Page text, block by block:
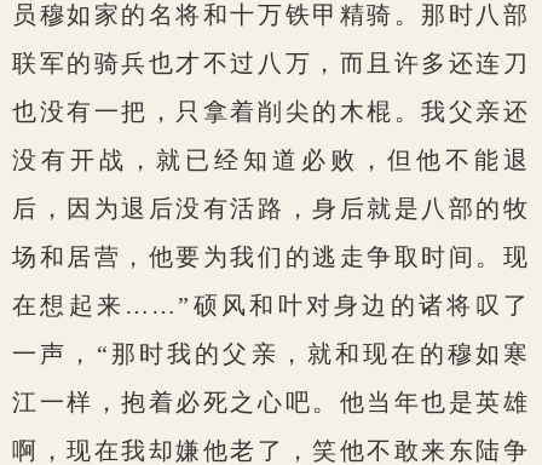
员穆如家的名将和十万铁甲精骑。那时八部
联军的骑兵也才不过八万，而且许多还连刀
也没有一把，只拿着削尖的木棍。我父亲还
没有开战，就已经知道必败，但他不能退
后，因为退后没有活路，身后就是八部的牧
场和居营，他要为我们的逃走争取时间。现
在想起来……”硕风和叶对身边的诸将叹了
一声，“那时我的父亲，就和现在的穆如寒
江一样，抱着必死之心吧。他当年也是英雄
啊，现在我却嫌他老了，笑他不敢来东陆争